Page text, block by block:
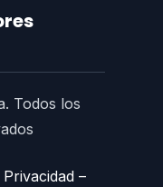
Todos los
–